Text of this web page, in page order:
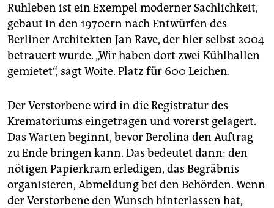
Ruhleben ist ein Exempel moderner Sachlichkeit,
gebaut in den 1970ern nach Entwürfen des
Berliner Architekten Jan Rave, der hier selbst 2004
betrauert wurde. „Wir haben dort zwei Kühlhallen
gemietet“, sagt Woite. Platz für 600 Leichen.
Der Verstorbene wird in die Registratur des
Krematoriums eingetragen und vorerst gelagert.
Das Warten beginnt, bevor Berolina den Auftrag
zu Ende bringen kann. Das bedeutet dann: den
nötigen Papierkram erledigen, das Begräbnis
organisieren, Abmeldung bei den Behörden. Wenn
der Verstorbene den Wunsch hinterlassen hat,